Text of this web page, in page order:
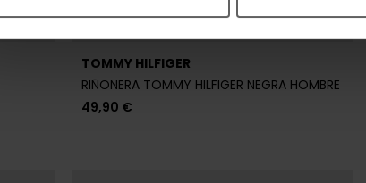
TOMMY HILFIGER
RIÑONERA TOMMY HILFIGER NEGRA HOMBRE
49,90 €